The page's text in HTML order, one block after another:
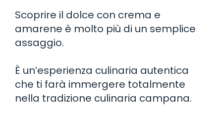
Scoprire il dolce con crema e
amarene è molto più di un semplice
assaggio.
È un’esperienza culinaria autentica
che ti farà immergere totalmente
nella tradizione culinaria campana.